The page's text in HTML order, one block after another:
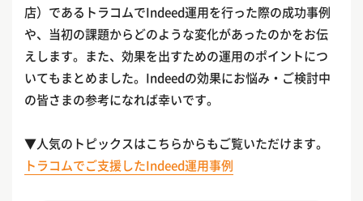
店）であるトラコムでIndeed運用を行った際の成功事例
や、当初の課題からどのような変化があったのかをお伝
えします。また、効果を出すための運用のポイントにつ
いてもまとめました。Indeedの効果にお悩み・ご検討中
の皆さまの参考になれば幸いです。
▼人気のトピックスはこちらからもご覧いただけます。
トラコムでご支援したIndeed運用事例